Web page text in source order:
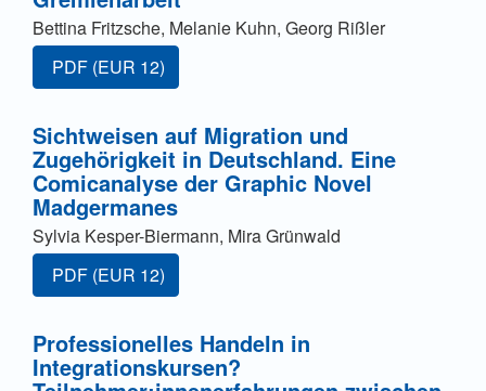
Bettina Fritzsche, Melanie Kuhn, Georg Rißler
Zugang für Abonnent/innen oder durch Zahlung einer
PDF (EUR 12)
Sichtweisen auf Migration und
Zugehörigkeit in Deutschland. Eine
Comicanalyse der Graphic Novel
Madgermanes
Sylvia Kesper-Biermann, Mira Grünwald
Zugang für Abonnent/innen oder durch Zahlung einer
PDF (EUR 12)
Professionelles Handeln in
Integrationskursen?